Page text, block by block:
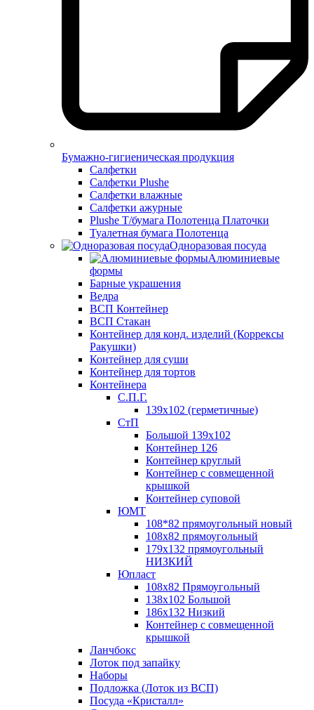
Бумажно-гигиеническая продукция
Салфетки
Салфетки Plushe
Салфетки влажные
Салфетки ажурные
Plushe Т/бумага Полотенца Платочки
Туалетная бумага Полотенца
Одноразовая посуда
Алюминиевые
формы
Барные украшения
Ведра
ВСП Контейнер
ВСП Стакан
Контейнер для конд. изделий (Коррексы
Ракушки)
Контейнер для суши
Контейнер для тортов
Контейнера
С.П.Г.
139х102 (герметичные)
СтП
Большой 139х102
Контейнер 126
Контейнер круглый
Контейнер с совмещенной
крышкой
Контейнер суповой
ЮМТ
108*82 прямоугольный новый
108х82 прямоугольный
179х132 прямоугольный
НИЗКИЙ
Юпласт
108х82 Прямоугольный
138х102 Большой
186х132 Низкий
Контейнер с совмещенной
крышкой
Ланчбокс
Лоток под запайку
Наборы
Подложка (Лоток из ВСП)
Посуда «Кристалл»